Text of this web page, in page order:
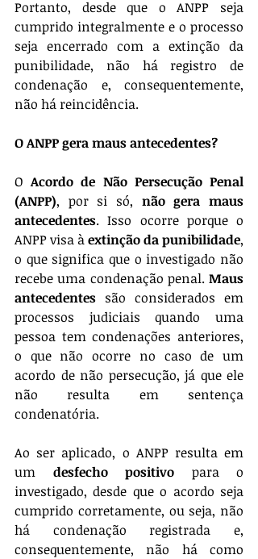
Portanto, desde que o ANPP seja
cumprido integralmente e o processo
seja encerrado com a extinção da
punibilidade, não há registro de
condenação e, consequentemente,
não há reincidência.
O ANPP gera maus antecedentes?
O Acordo de Não Persecução Penal
(ANPP), por si só, não gera maus
antecedentes. Isso ocorre porque o
ANPP visa à extinção da punibilidade,
o que significa que o investigado não
recebe uma condenação penal. Maus
antecedentes são considerados em
processos judiciais quando uma
pessoa tem condenações anteriores,
o que não ocorre no caso de um
acordo de não persecução, já que ele
não resulta em sentença
condenatória.
Ao ser aplicado, o ANPP resulta em
um desfecho positivo para o
investigado, desde que o acordo seja
cumprido corretamente, ou seja, não
há condenação registrada e,
consequentemente, não há como